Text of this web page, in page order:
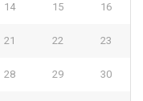
14 15 16
21 22 23
28 29 30